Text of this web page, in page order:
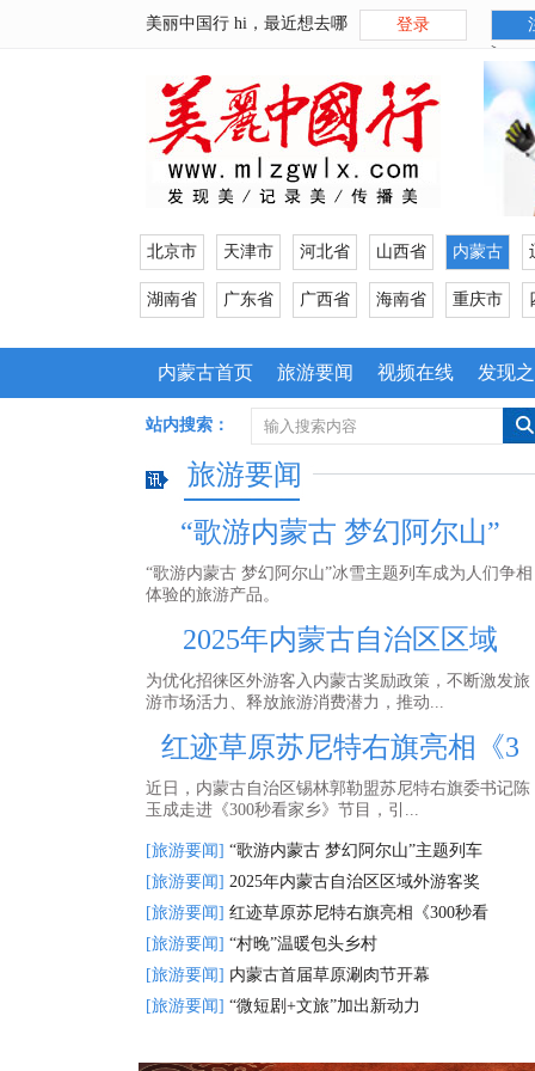
美丽中国行 hi，最近想去哪 登录
>
北京市 天津市 河北省 山西省 内蒙古
湖南省 广东省 广西省 海南省 重庆市
内蒙古首页 旅游要闻 视频在线 发现
户外装备
站内搜索：
旅游要闻
“歌游内蒙古 梦幻阿尔山”
“歌游内蒙古 梦幻阿尔山”冰雪主题列车成为人们争相
体验的旅游产品。
2025年内蒙古自治区区域
为优化招徕区外游客入内蒙古奖励政策，不断激发旅
游市场活力、释放旅游消费潜力，推动...
红迹草原苏尼特右旗亮相《3
近日，内蒙古自治区锡林郭勒盟苏尼特右旗委书记陈
玉成走进《300秒看家乡》节目，引...
[旅游要闻] “歌游内蒙古 梦幻阿尔山”主题列车
[旅游要闻] 2025年内蒙古自治区区域外游客奖
[旅游要闻] 红迹草原苏尼特右旗亮相《300秒看
[旅游要闻] “村晚”温暖包头乡村
[旅游要闻] 内蒙古首届草原涮肉节开幕
[旅游要闻] “微短剧+文旅”加出新动力